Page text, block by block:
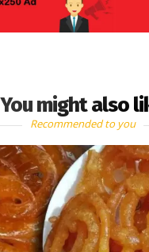
You might also
Recommended to you